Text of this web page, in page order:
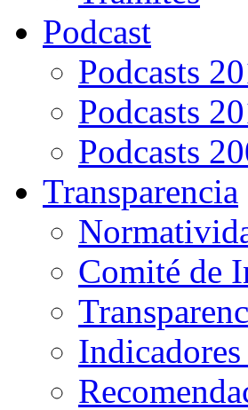
Podcast
Podcasts
Podcasts
Podcasts
Transparencia
Comité de
Indicadores